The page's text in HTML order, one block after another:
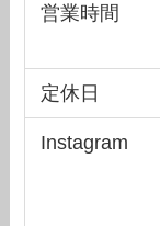
営業時間
定休日
Instagram